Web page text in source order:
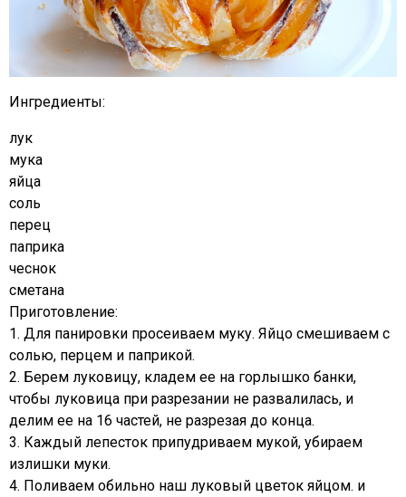
Ингредиенты:
лук
мука
яйца
соль
перец
паприка
чеснок
сметана
Приготовление:
1. Для панировки просеиваем муку. Яйцо смешиваем с
солью, перцем и паприкой.
2. Берем луковицу, кладем ее на горлышко банки,
чтобы луковица при разрезании не развалилась, и
делим ее на 16 частей, не разрезая до конца.
3. Каждый лепесток припудриваем мукой, убираем
излишки муки.
4. Поливаем обильно наш луковый цветок яйцом. и